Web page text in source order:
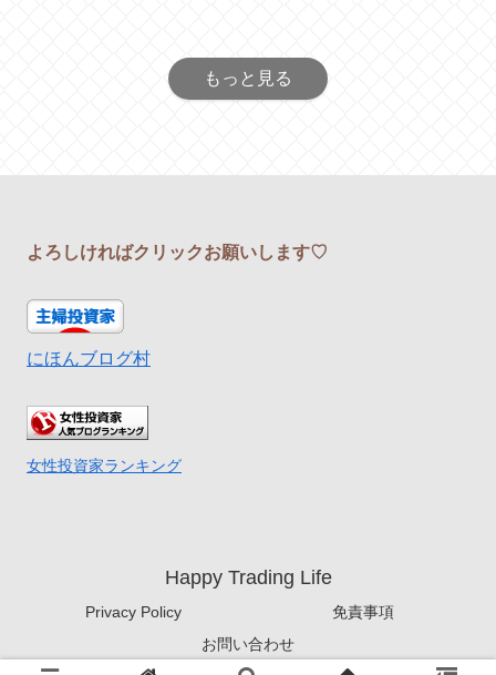
もっと見る
よろしければクリックお願いします♡
にほんブログ村
女性投資家ランキング
Happy Trading Life
Privacy Policy
免責事項
お問い合わせ